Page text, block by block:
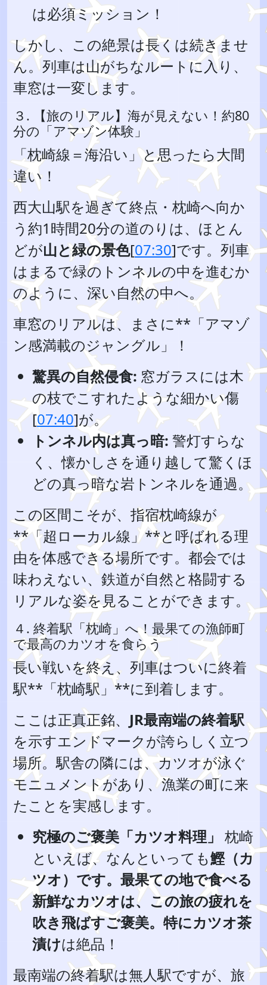
は必須ミッション！
しかし、この絶景は長くは続きませ
ん。列車は山がちなルートに入り、
車窓は一変します。
３. 【旅のリアル】海が見えない！約80
分の「アマゾン体験」
「枕崎線＝海沿い」と思ったら大間
違い！
西大山駅を過ぎて終点・枕崎へ向か
う約1時間20分の道のりは、ほとん
どが山と緑の景色[07:30]です。列車
はまるで緑のトンネルの中を進むか
のように、深い自然の中へ。
車窓のリアルは、まさに**「アマゾ
ン感満載のジャングル」！
驚異の自然侵食: 窓ガラスには木
の枝でこすれたような細かい傷
[07:40]が。
トンネル内は真っ暗: 警灯すらな
く、懐かしさを通り越して驚くほ
どの真っ暗な岩トンネルを通過。
この区間こそが、指宿枕崎線が
**「超ローカル線」**と呼ばれる理
由を体感できる場所です。都会では
味わえない、鉄道が自然と格闘する
リアルな姿を見ることができます。
４. 終着駅「枕崎」へ！最果ての漁師町
で最高のカツオを食らう
長い戦いを終え、列車はついに終着
駅**「枕崎駅」**に到着します。
ここは正真正銘、 JR最南端の終着駅
を示すエンドマークが誇らしく立つ
場所。駅舎の隣には、カツオが泳ぐ
モニュメントがあり、漁業の町に来
たことを実感します。
究極のご褒美「カツオ料理」 枕崎
といえば、なんといっても鰹（カ
ツオ）です。最果ての地で食べる
新鮮なカツオは、この旅の疲れを
吹き飛ばすご褒美。特にカツオ茶
漬けは絶品！
最南端の終着駅は無人駅ですが、旅